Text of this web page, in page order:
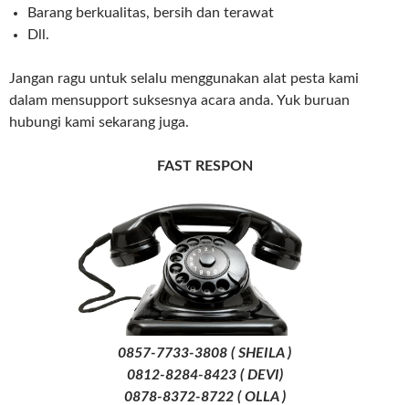
Barang berkualitas, bersih dan terawat
Dll.
Jangan ragu untuk selalu menggunakan alat pesta kami
dalam mensupport suksesnya acara anda. Yuk buruan
hubungi kami sekarang juga.
FAST RESPON
0857-7733-3808 ( SHEILA )
0812-8284-8423 ( DEVI)
0878-8372-8722 ( OLLA )